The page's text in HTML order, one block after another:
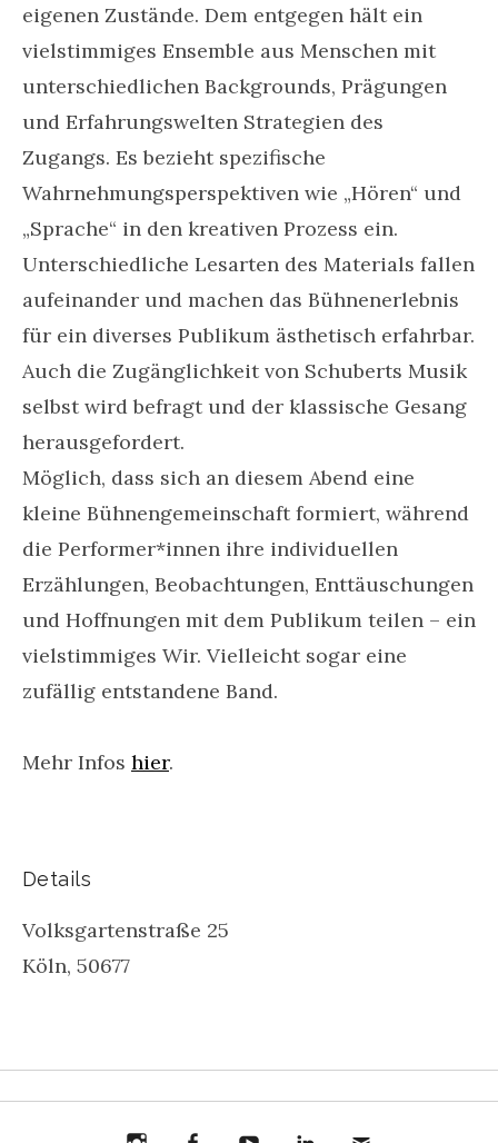
eigenen Zustände. Dem entgegen hält ein
vielstimmiges Ensemble aus Menschen mit
unterschiedlichen Backgrounds, Prägungen
und Erfahrungswelten Strategien des
Zugangs. Es bezieht spezifische
Wahrnehmungsperspektiven wie „Hören“ und
„Sprache“ in den kreativen Prozess ein.
Unterschiedliche Lesarten des Materials fallen
aufeinander und machen das Bühnenerlebnis
für ein diverses Publikum ästhetisch erfahrbar.
Auch die Zugänglichkeit von Schuberts Musik
selbst wird befragt und der klassische Gesang
herausgefordert.
Möglich, dass sich an diesem Abend eine
kleine Bühnengemeinschaft formiert, während
die Performer*innen ihre individuellen
Erzählungen, Beobachtungen, Enttäuschungen
und Hoffnungen mit dem Publikum teilen – ein
vielstimmiges Wir. Vielleicht sogar eine
zufällig entstandene Band.
Mehr Infos hier.
Details
Volksgartenstraße 25
Köln, 50677